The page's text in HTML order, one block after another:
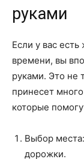
руками
Если у вас
времени, вы
руками. Это не
принесет
которые
Выбор
дорожки.